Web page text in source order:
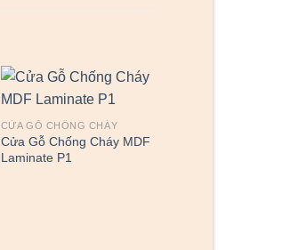
CỬA GỖ CHỐNG CHÁY
Cửa Gỗ Chống Cháy MDF
Laminate P1